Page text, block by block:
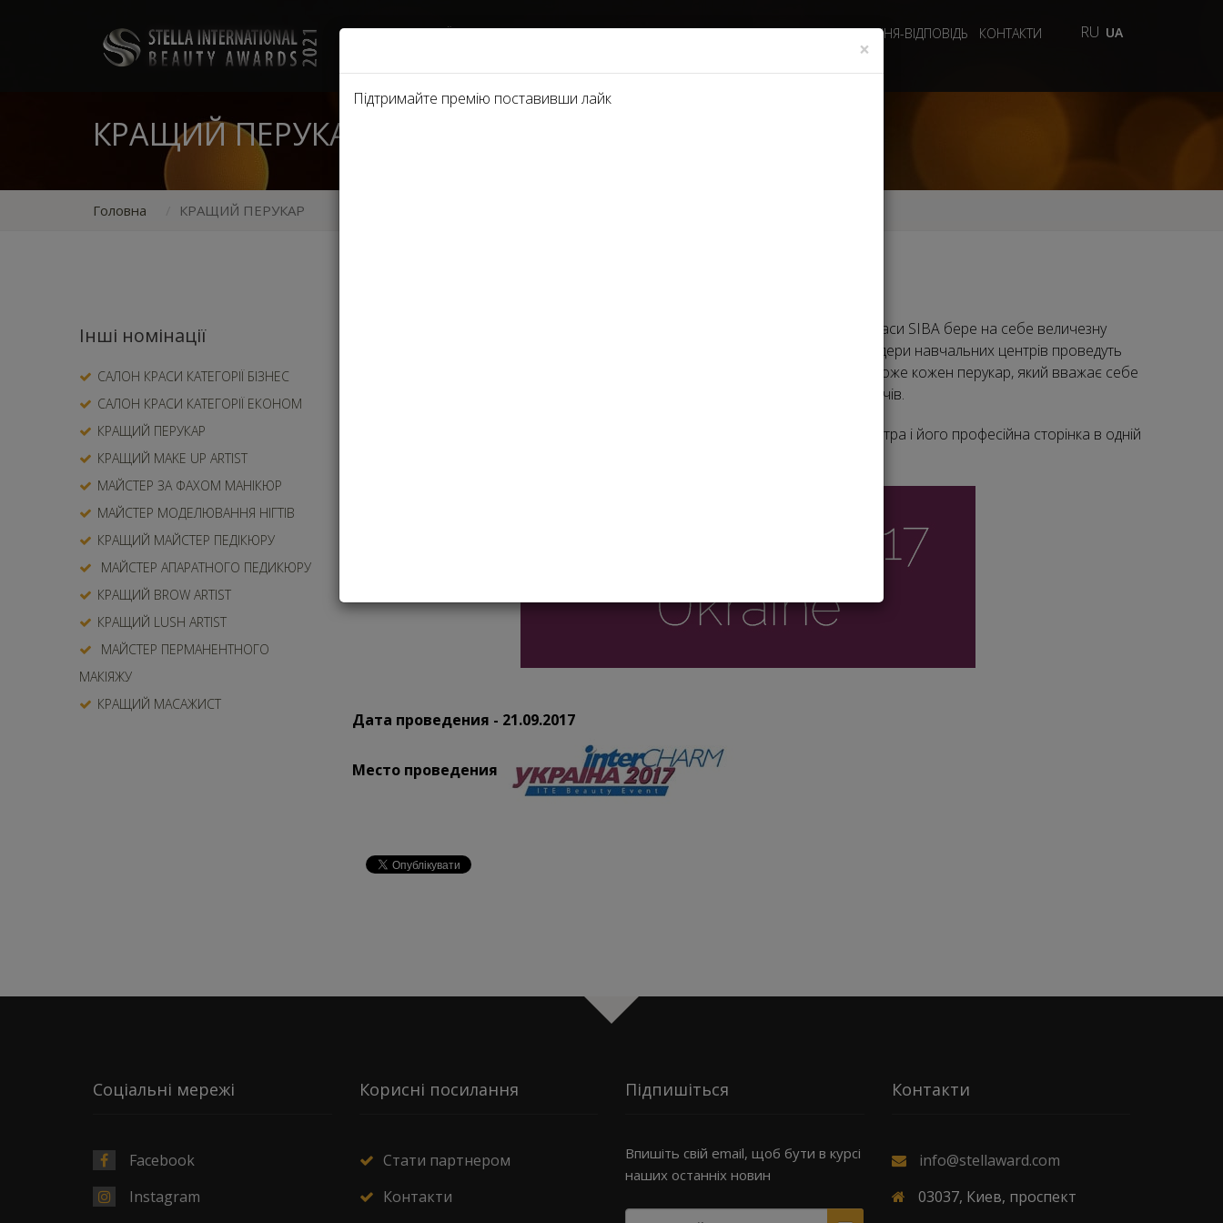
НОМІНАЦІЇ ПАРТНЕРИ 2021 ПРО ПРЕМІЮ ФОТОГАЛЕРЕЯ ЗМІ ТА ВІДЕО ПИТАННЯ-ВІДПОВІДЬ КОНТАКТИ RU UA
КРАЩИЙ ПЕРУКАР
Головна КРАЩИЙ ПЕРУКАР
Інші номінації
САЛОН КРАСИ КАТЕГОРІЇ БІЗНЕС
САЛОН КРАСИ КАТЕГОРІЇ ЕКОНОМ
КРАЩИЙ ПЕРУКАР
КРАЩИЙ MAKE UP ARTIST
МАЙСТЕР ЗА ФАХОМ МАНІКЮР
МАЙСТЕР МОДЕЛЮВАННЯ НІГТІВ
КРАЩИЙ МАЙСТЕР ПЕДІКЮРУ
МАЙСТЕР АПАРАТНОГО ПЕДИКЮРУ
КРАЩИЙ BROW ARTIST
КРАЩИЙ LUSH ARTIST
МАЙСТЕР ПЕРМАНЕНТНОГО
МАКІЯЖУ
КРАЩИЙ МАСАЖИСТ
Для кожного клієнта кращий перукар - це його майстер. Міжнародна премія краси SIBA бере на себе величезну
відповідальність у визначенні 10 кращих перукарів України. Провідні бренди, лідери навчальних центрів проведуть
експертну оцінку і виявлять кращих з кращих. Подати заявку на номінування може кожен перукар, який вважає себе
гідним премії. До розгляду приймаються заявки від компаній, салонів і споживачів.
При оцінювання номінантів на премію, будуть враховуватися публічність майстра і його професійна сторінка в одній
Дата проведения - 21.09.2017
Место проведения
Соціальні мережі
Facebook
Instagram
Корисні посилання
Стати партнером
Контакти
Підпишіться
Впишіть свій email, щоб бути в курсі
наших останніх новин
Контакти
info@stellaward.com
03037, Киев, проспект
×
Підтримайте премію поставивши лайк